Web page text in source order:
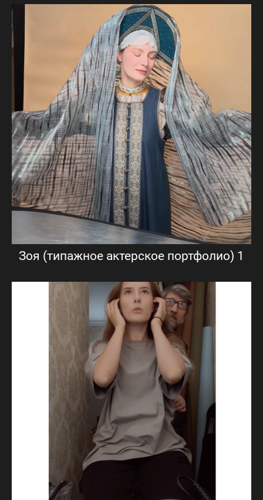
Зоя (типажное актерское портфолио) 1